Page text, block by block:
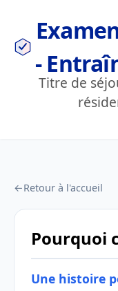
-
Titre de
←Retour à l'accueil
Pourquoi
Une histoire